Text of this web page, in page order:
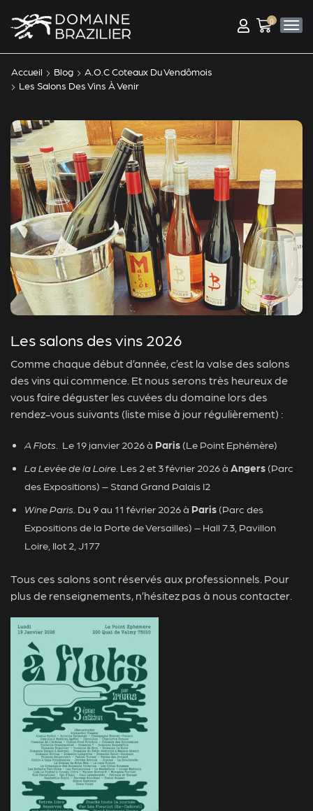
0
Accueil Blog
A.O.C Coteaux Du Vendômois
Les Salons Des Vins À Venir
Les salons des vins 2026
Comme chaque début d’année, c’est la valse des salons
des vins qui commence. Et nous serons très heureux de
vous faire déguster les cuvées du domaine lors des
rendez-vous suivants (liste mise à jour régulièrement) :
A Flots . Le 19 janvier 2026 à Paris (Le Point Ephémère)
La Levée de la Loire . Les 2 et 3 février 2026 à Angers (Parc
des Expositions) – Stand Grand Palais I2
Wine Paris . Du 9 au 11 février 2026 à Paris (Parc des
Expositions de la Porte de Versailles) – Hall 7.3, Pavillon
Loire, Ilot 2, J177
Tous ces salons sont réservés aux professionnels. Pour
plus de renseignements, n’hésitez pas à nous contacter.